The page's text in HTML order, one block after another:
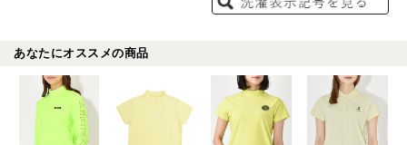
あなたにオススメの商品